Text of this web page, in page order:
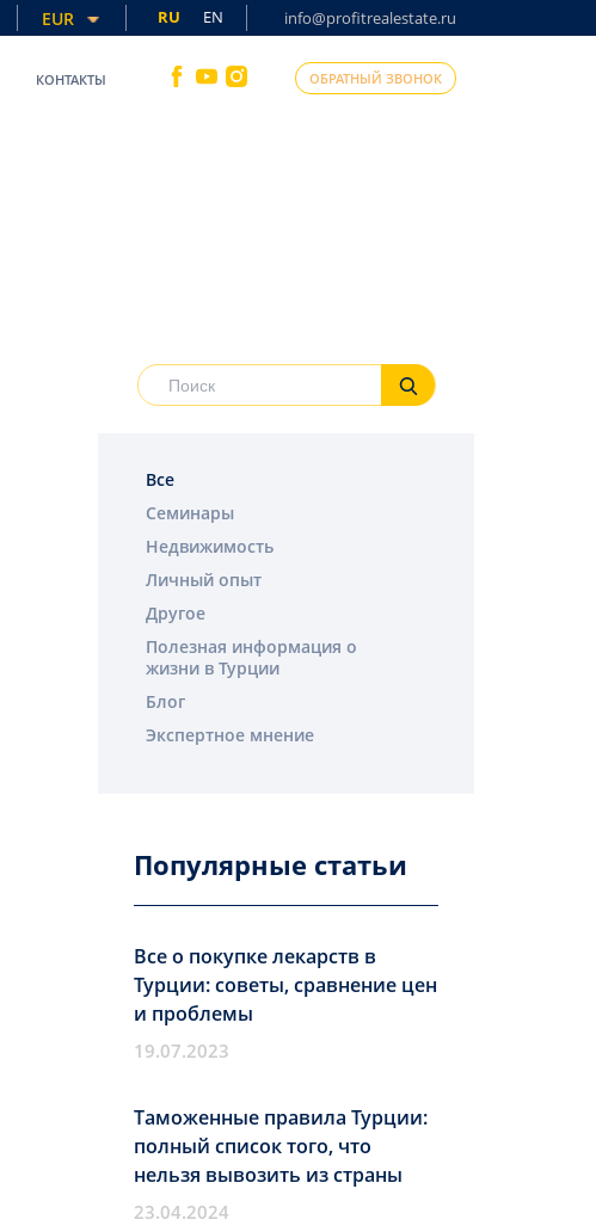
EUR RU EN info@profitrealestate.ru
КОНТАКТЫ ОБРАТНЫЙ ЗВОНОК
Все
Семинары
Недвижимость
Личный опыт
Другое
Полезная информация о
жизни в Турции
Блог
Экспертное мнение
Популярные статьи
Все о покупке лекарств в
Турции: советы, сравнение цен
и проблемы
19.07.2023
Таможенные правила Турции:
полный список того, что
нельзя вывозить из страны
23.04.2024